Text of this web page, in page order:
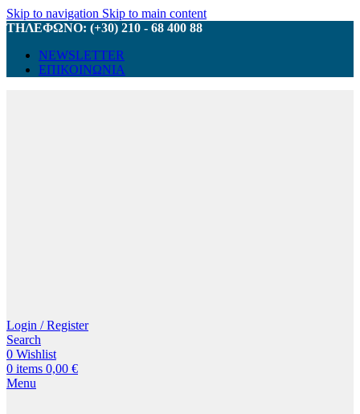
Skip to navigation Skip to main content
ΤΗΛΕΦΩΝΟ: (+30) 210 - 68 400 88
NEWSLETTER
ΕΠΙΚΟΙΝΩΝΙΑ
Login / Register
Search
0 Wishlist
0 items 0,00 €
Menu